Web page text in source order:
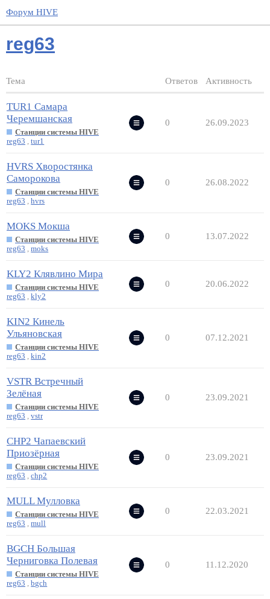
Форум HIVE
reg63
Тема Ответов Активность
TUR1 Самара
Черемшанская
Станции системы HIVE
reg63
,tur1
0 26.09.2023
HVRS Хворостянка
Саморокова
Станции системы HIVE
reg63
,hvrs
0 26.08.2022
MOKS Мокша
Станции системы HIVE
reg63
,moks
0 13.07.2022
KLY2 Клявлино Мира
Станции системы HIVE
reg63
,kly2
0 20.06.2022
KIN2 Кинель
Ульяновская
Станции системы HIVE
reg63
,kin2
0 07.12.2021
VSTR Встречный
Зелёная
Станции системы HIVE
reg63
,vstr
0 23.09.2021
CHP2 Чапаевский
Приозёрная
Станции системы HIVE
reg63
,chp2
0 23.09.2021
MULL Мулловка
Станции системы HIVE
reg63
,mull
0 22.03.2021
BGCH Большая
Черниговка Полевая
Станции системы HIVE
reg63
,bgch
0 11.12.2020